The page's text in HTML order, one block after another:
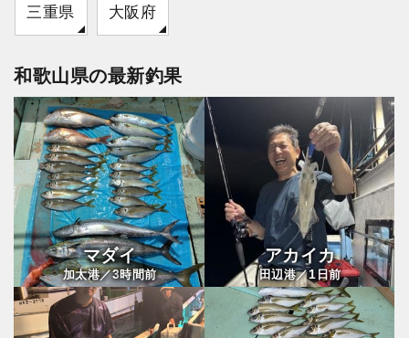
三重県 大阪府
和歌山県の最新釣果
マダイ
加太港／3時間前
アカイカ
田辺港／1 日前